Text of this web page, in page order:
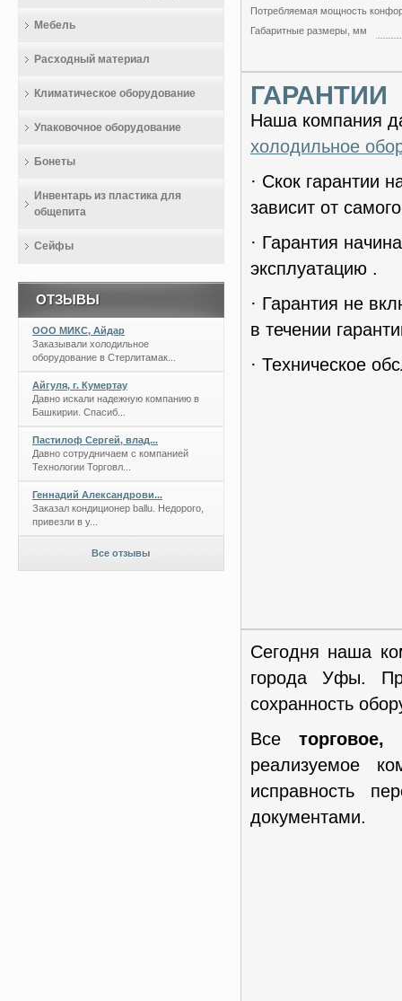
Потребляемая мощность
Габаритные размеры, мм
ГАРАНТИИ
Наша компания
холодильное
· Скок гарантии
зависит от
· Гарантия
эксплуатацию .
· Гарантия не
в течении
· Техническое
Сегодня наша
города Уфы.
сохранность
Все торговое,
реализуемое
исправность
документами.
Мебель
Расходный материал
Климатическое оборудование
Упаковочное оборудование
Бонеты
Инвентарь из пластика для
общепита
Сейфы
ОТЗЫВЫ
ООО МИКС, Айдар
Заказывали холодильное
оборудование в Стерлитамак...
Айгуля, г. Кумертау
Давно искали надежную компанию в
Башкирии. Спасиб...
Пастилоф Сергей, влад...
Давно сотрудничаем с компанией
Технологии Торговл...
Геннадий Александрови...
Заказал кондиционер ballu. Недорого,
привезли в у...
Все отзывы